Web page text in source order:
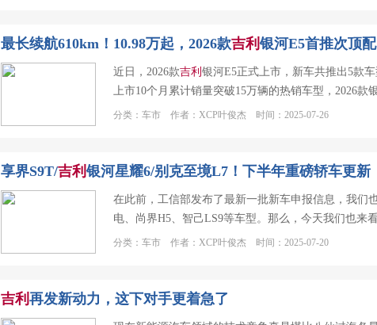
最长续航610km！10.98万起，2026款吉利银河E5首推次顶配
近日，2026款吉利 银河E5正式上市，新车共推出5款
上市10个月累计销量突破15万辆的热销车型，2026
分类：车市 作者：XCP叶俊杰 时间：2025-07-26
享界S9T/吉利银河星耀6/别克至境L7！下半年重磅轿车更新
在此前，工信部发布了最新一批新车申报信息，我们
电、尚界H5、智己LS9等车型。那么，今天我们也来
分类：车市 作者：XCP叶俊杰 时间：2025-07-20
吉利 再发新动力，这下对手更着急了